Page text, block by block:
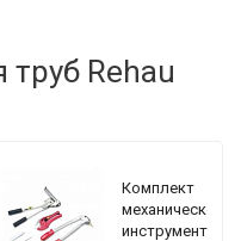
Rehau
Комплект
механического
инструмента